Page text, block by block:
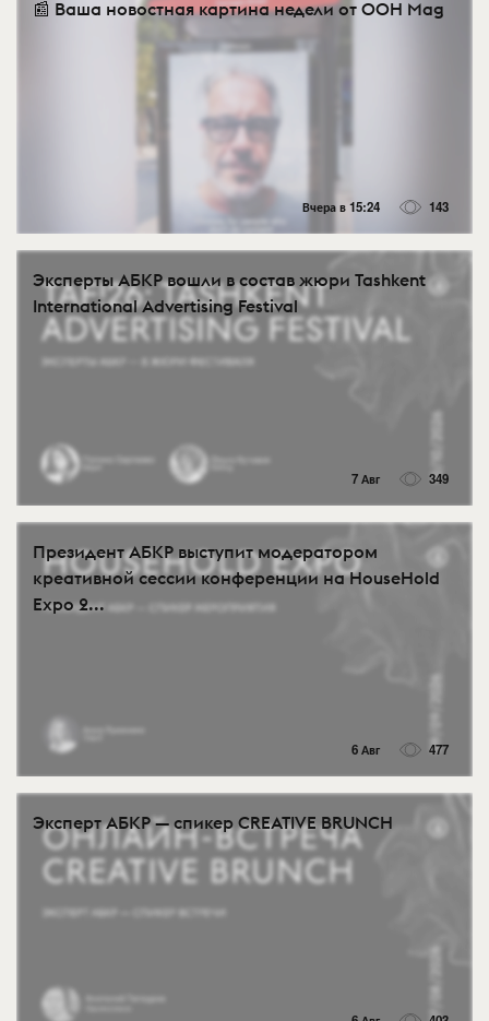
📰 Ваша новостная картина недели от OOH Mag
Вчера в 15:24 143
Эксперты АБКР вошли в состав жюри Tashkent
International Advertising Festival
7 Авг 349
Президент АБКР выступит модератором
креативной сессии конференции на HouseHold
Expo 2...
6 Авг 477
Эксперт АБКР — спикер CREATIVE BRUNCH